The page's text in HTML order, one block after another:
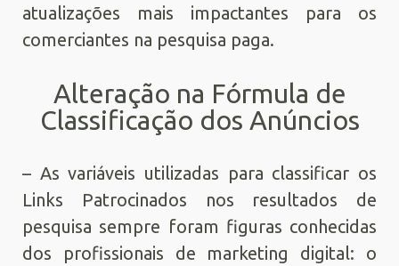
atualizações mais impactantes para os
comerciantes na pesquisa paga.
Alteração na Fórmula de
Classificação dos Anúncios
– As variáveis utilizadas para classificar os
Links Patrocinados nos resultados de
pesquisa sempre foram figuras conhecidas
dos profissionais de marketing digital: o